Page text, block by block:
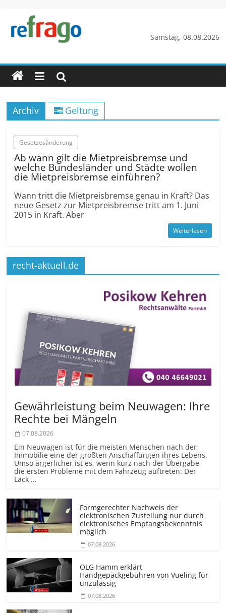
springen
Samstag, 08.08.2026
refrago
Rechtsfragen
online
verständlich
erklärt
Archiv Geltung
Gesetzesänderung
Ab wann gilt die Mietpreisbremse und
welche Bundesländer und Städte wollen
die Mietpreisbremse einführen?
Wann tritt die Mietpreisbremse genau in Kraft? Das
neue Gesetz zur Mietpreisbremse tritt am 1. Juni
2015 in Kraft. Aber
Weiterlesen
recht-aktuell.de
Gewährleistung beim Neuwagen: Ihre
Rechte bei Mängeln
07.08.2026
Ein Neuwagen ist für die meisten Menschen nach der
Immobilie eine der größten Anschaffungen ihres Lebens.
Umso ärgerlicher ist es, wenn kurz nach der Übergabe
die ersten Probleme mit dem Fahrzeug auftreten: Der
Lack ...
Formgerechter Nachweis der
elektronischen Zustellung nur durch
elektronisches Empfangsbekenntnis
möglich
07.08.2026
OLG Hamm erklärt
Handgepäckgebühren von Vueling für
unzulässig
07.08.2026